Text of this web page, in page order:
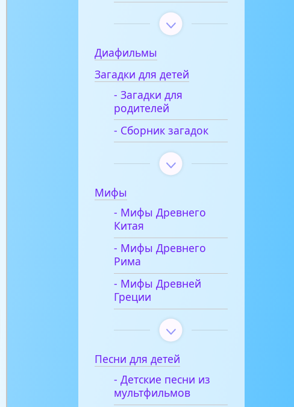
Диафильмы
Загадки для детей
- Загадки для
родителей
- Сборник загадок
Мифы
- Мифы Древнего
Китая
- Мифы Древнего
Рима
- Мифы Древней
Греции
Песни для детей
- Детские песни из
мультфильмов